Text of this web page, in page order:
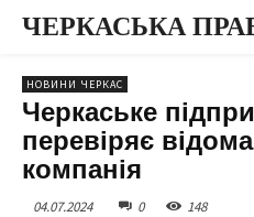
ЧЕРКАСЬКА
НОВИНИ ЧЕРКАС
Черкаське
перевіряє
компанія
04.07.2024 0 148